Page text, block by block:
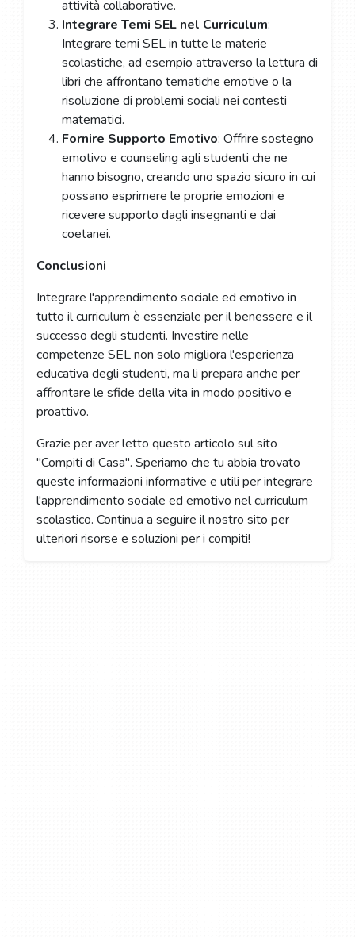
attività collaborative.
Integrare Temi SEL nel Curriculum:
Integrare temi SEL in tutte le materie
scolastiche, ad esempio attraverso la lettura di
libri che affrontano tematiche emotive o la
risoluzione di problemi sociali nei contesti
matematici.
Fornire Supporto Emotivo: Offrire sostegno
emotivo e counseling agli studenti che ne
hanno bisogno, creando uno spazio sicuro in cui
possano esprimere le proprie emozioni e
ricevere supporto dagli insegnanti e dai
coetanei.
Conclusioni
Integrare l'apprendimento sociale ed emotivo in
tutto il curriculum è essenziale per il benessere e il
successo degli studenti. Investire nelle
competenze SEL non solo migliora l'esperienza
educativa degli studenti, ma li prepara anche per
affrontare le sfide della vita in modo positivo e
proattivo.
Grazie per aver letto questo articolo sul sito
"Compiti di Casa". Speriamo che tu abbia trovato
queste informazioni informative e utili per integrare
l'apprendimento sociale ed emotivo nel curriculum
scolastico. Continua a seguire il nostro sito per
ulteriori risorse e soluzioni per i compiti!